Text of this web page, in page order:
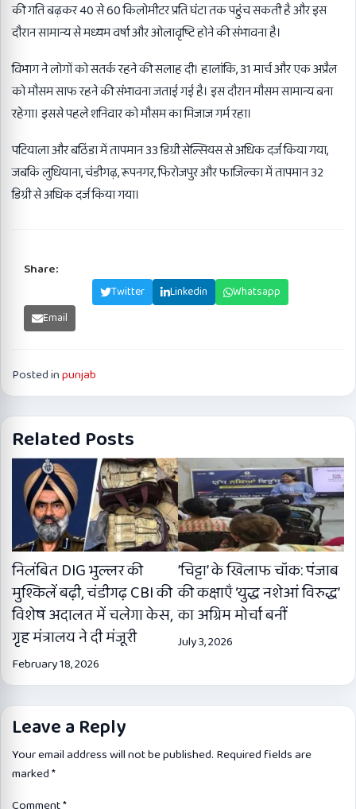
की गति बढ़कर 40 से 60 किलोमीटर प्रति घंटा तक पहुंच सकती है और इस
दौरान सामान्य से मध्यम वर्षा और ओलावृष्टि होने की संभावना है।
विभाग ने लोगों को सतर्क रहने की सलाह दी। हालांकि, 31 मार्च और एक अप्रैल
को मौसम साफ रहने की संभावना जताई गई है। इस दौरान मौसम सामान्य बना
रहेगा। इससे पहले शनिवार को मौसम का मिजाज गर्म रहा।
पटियाला और बठिंडा में तापमान 33 डिग्री सेल्सियस से अधिक दर्ज किया गया,
जबकि लुधियाना, चंडीगढ़, रूपनगर, फिरोजपुर और फाजिल्का में तापमान 32
डिग्री से अधिक दर्ज किया गया।
Share:
Twitter Linkedin
Whatsapp
Email
Posted inpunjab
Related Posts
निलंबित DIG भुल्लर की
मुश्किलें बढ़ी, चंडीगढ़ CBI की
विशेष अदालत में चलेगा केस,
गृह मंत्रालय ने दी मंजूरी
February 18, 2026
’चिट्टा’ के खिलाफ चॉक: पंजाब
की कक्षाएँ ‘युद्ध नशेआं विरुद्ध’
का अग्रिम मोर्चा बनीं
July 3, 2026
Leave a Reply
Your email address will not be published. Required fields are
marked*